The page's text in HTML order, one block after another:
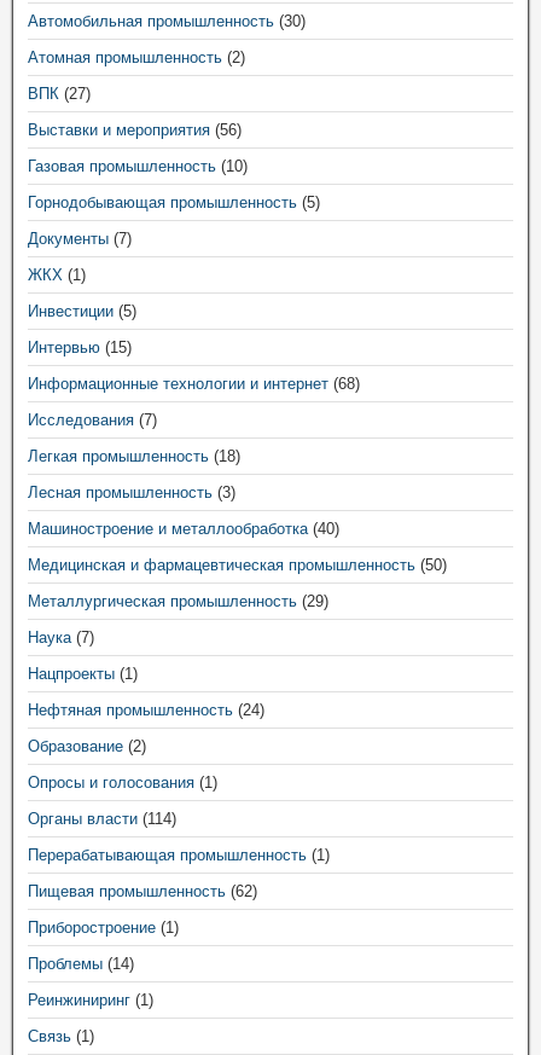
Автомобильная промышленность (30)
Атомная промышленность (2)
ВПК (27)
Выставки и мероприятия (56)
Газовая промышленность (10)
Горнодобывающая промышленность (5)
Документы (7)
ЖКХ (1)
Инвестиции (5)
Интервью (15)
Информационные технологии и интернет (68)
Исследования (7)
Легкая промышленность (18)
Лесная промышленность (3)
Машиностроение и металлообработка(40)
Медицинская и фармацевтическая промышленность (50)
Металлургическая промышленность (29)
Наука(7)
Нацпроекты (1)
Нефтяная промышленность (24)
Образование (2)
Опросы и голосования (1)
Органы власти (114)
Перерабатывающая промышленность (1)
Пищевая промышленность (62)
Приборостроение (1)
Проблемы (14)
Реинжиниринг (1)
Связь (1)